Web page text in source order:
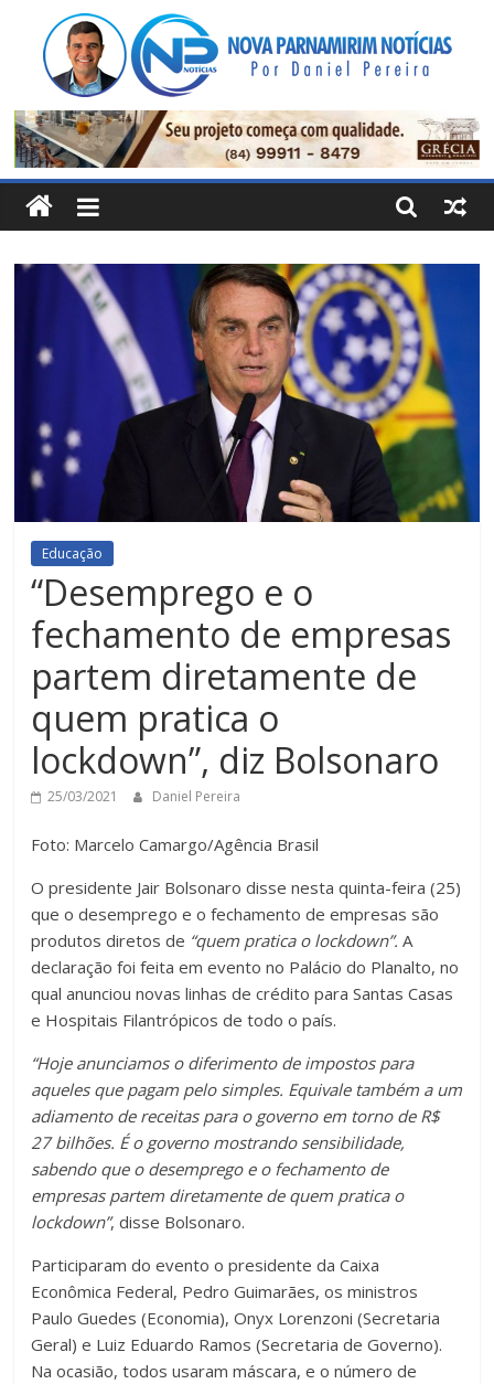
conteúdo
Nova
Parnamirim
Notícias
Pereira
Educação
“Desemprego e o
fechamento de empresas
partem diretamente de
quem pratica o
lockdown”, diz Bolsonaro
25/03/2021 Daniel Pereira
Foto: Marcelo Camargo/Agência Brasil
O presidente Jair Bolsonaro disse nesta quinta-feira (25)
que o desemprego e o fechamento de empresas são
produtos diretos de “quem pratica o lockdown”. A
declaração foi feita em evento no Palácio do Planalto, no
qual anunciou novas linhas de crédito para Santas Casas
e Hospitais Filantrópicos de todo o país.
“Hoje anunciamos o diferimento de impostos para
aqueles que pagam pelo simples. Equivale também a um
adiamento de receitas para o governo em torno de R$
27 bilhões. É o governo mostrando sensibilidade,
sabendo que o desemprego e o fechamento de
empresas partem diretamente de quem pratica o
lockdown”, disse Bolsonaro.
Participaram do evento o presidente da Caixa
Econômica Federal, Pedro Guimarães, os ministros
Paulo Guedes (Economia), Onyx Lorenzoni (Secretaria
Geral) e Luiz Eduardo Ramos (Secretaria de Governo).
Na ocasião, todos usaram máscara, e o número de